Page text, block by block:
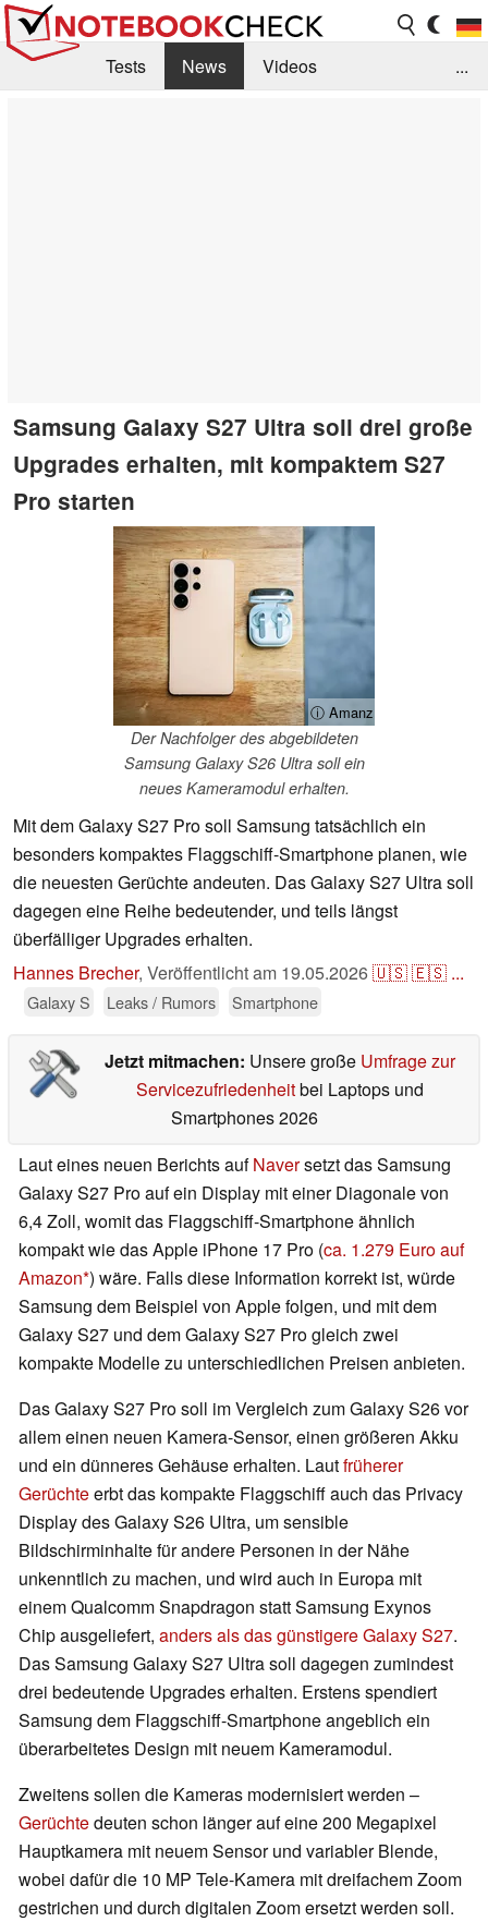
Tests News
Videos
...
Samsung Galaxy S27 Ultra soll drei große
Upgrades erhalten, mit kompaktem S27
Pro starten
ⓘ Amanz
Der Nachfolger des abgebildeten
Samsung Galaxy S26 Ultra soll ein
neues Kameramodul erhalten.
Mit dem Galaxy S27 Pro soll Samsung tatsächlich ein
besonders kompaktes Flaggschiff-Smartphone planen, wie
die neuesten Gerüchte andeuten. Das Galaxy S27 Ultra soll
dagegen eine Reihe bedeutender, und teils längst
überfälliger Upgrades erhalten.
Hannes Brecher, Veröffentlicht am 19.05.2026🇺🇸🇪🇸 ...
Galaxy S Leaks / Rumors Smartphone
Jetzt mitmachen: Unsere große Umfrage zur
Servicezufriedenheitbei Laptops und
Smartphones 2026
Laut eines neuen Berichts aufNaversetzt das Samsung
Galaxy S27 Pro auf ein Display mit einer Diagonale von
6,4 Zoll, womit das Flaggschiff-Smartphone ähnlich
kompakt wie das Apple iPhone 17 Pro (ca. 1.279 Euro auf
Amazon ) wäre. Falls diese Information korrekt ist, würde
Samsung dem Beispiel von Apple folgen, und mit dem
Galaxy S27 und dem Galaxy S27 Pro gleich zwei
kompakte Modelle zu unterschiedlichen Preisen anbieten.
Das Galaxy S27 Pro soll im Vergleich zum Galaxy S26 vor
allem einen neuen Kamera-Sensor, einen größeren Akku
und ein dünneres Gehäuse erhalten. Lautfrüherer
Gerüchteerbt das kompakte Flaggschiff auch das Privacy
Display des Galaxy S26 Ultra, um sensible
Bildschirminhalte für andere Personen in der Nähe
unkenntlich zu machen, und wird auch in Europa mit
einem Qualcomm Snapdragon statt Samsung Exynos
Chip ausgeliefert, anders als das günstigere Galaxy S27.
Das Samsung Galaxy S27 Ultra soll dagegen zumindest
drei bedeutende Upgrades erhalten. Erstens spendiert
Samsung dem Flaggschiff-Smartphone angeblich ein
überarbeitetes Design mit neuem Kameramodul.
Zweitens sollen die Kameras modernisiert werden –
Gerüchtedeuten schon länger auf eine 200 Megapixel
Hauptkamera mit neuem Sensor und variabler Blende,
wobei dafür die 10 MP Tele-Kamera mit dreifachem Zoom
gestrichen und durch digitalen Zoom ersetzt werden soll.